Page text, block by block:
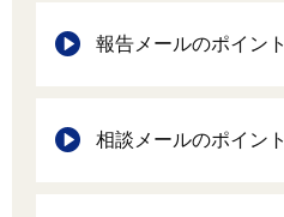
報告メールのポイント
相談メールのポイント